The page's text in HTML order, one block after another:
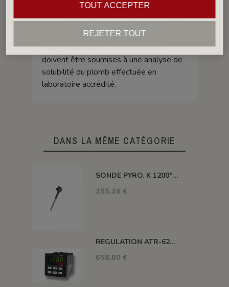
imperméable - Contient un pigment
encapsulé contenant du Cadmium - Afin
de certifier l’utilisation dans la fabrication
d’objets culinaires, les pièces finies
doivent être soumises à une analyse de
solubilité du plomb effectuée en
laboratoire accrédité.
DANS LA MÊME CATÉGORIE
SONDE PYRO. K 1200° 300MM AVEC TETE
155,16 €
REGULATION ATR-621 13 ABC-T
658,80 €
REJETER TOUT
TOUT ACCEPTER